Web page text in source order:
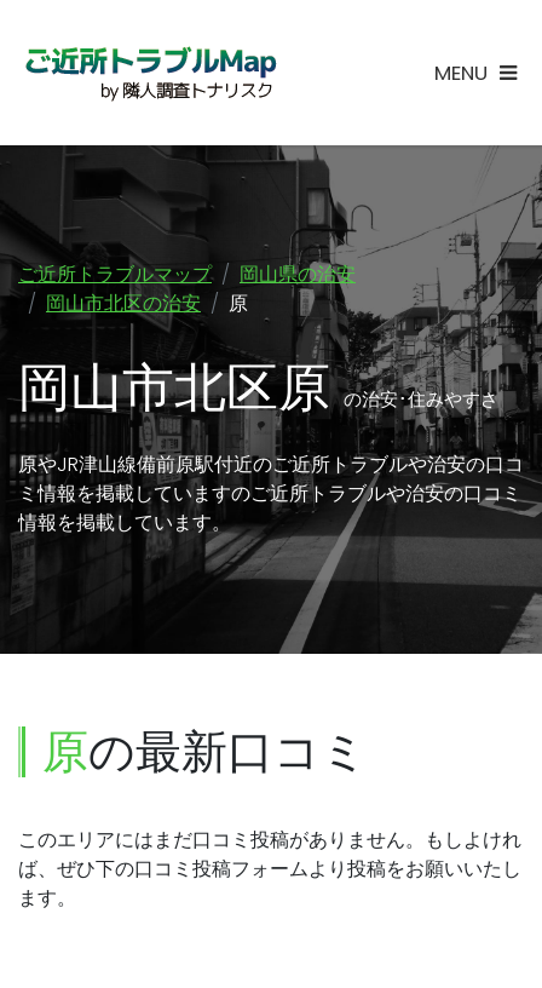
MENU
ご近所トラブルマップ
岡山県の治安
岡山市北区の治安
原
岡山市北区原の治安･住みやすさ
原やJR津山線備前原駅付近のご近所トラブルや治安の口コ
ミ情報を掲載していますのご近所トラブルや治安の口コミ
情報を掲載しています。
原の最新口コミ
このエリアにはまだ口コミ投稿がありません。もしよけれ
ば、ぜひ下の口コミ投稿フォームより投稿をお願いいたし
ます。